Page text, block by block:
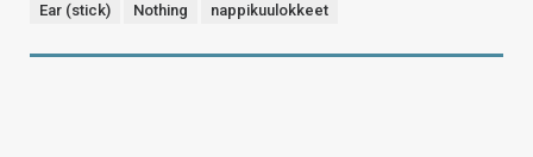
Ear (stick) Nothing nappikuulokkeet